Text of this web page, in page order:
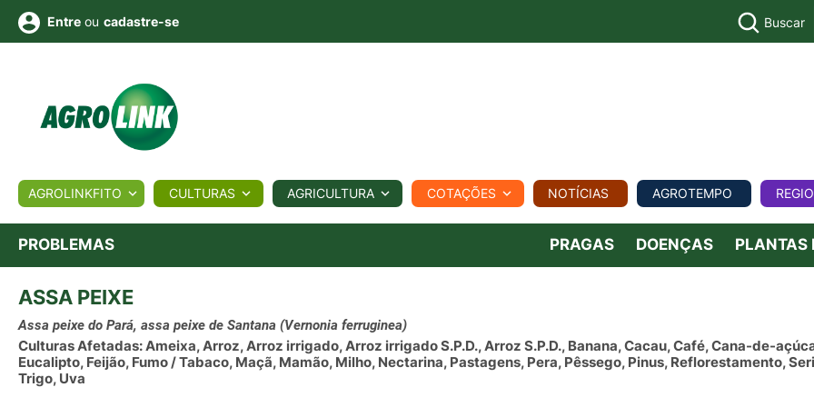
BIOLÓGICOS COTAÇÕES NOTÍCIAS AGROTEMPO REGIONAL COMERCIAL AGROVIAGENS
Conversor Colunistas
Vídeos
Entre ou cadastre-se Buscar
AGROLINKFITO CULTURAS AGRICULTURA COTAÇÕES NOTÍCIAS AGROTEMPO
PROBLEMAS PRAGAS DOENÇAS PLANTAS
ASSA PEIXE
Assa peixe do Pará, assa peixe de Santana (Vernonia ferruginea)
Culturas Afetadas: Ameixa, Arroz, Arroz irrigado, Arroz irrigado S.P.D., Arroz S.P.D., Banana, Cacau, Café, Cana-de-
Eucalipto, Feijão, Fumo / Tabaco, Maçã, Mamão, Milho, Nectarina, Pastagens, Pera, Pêssego, Pinus, Reflorestamento,
Trigo, Uva